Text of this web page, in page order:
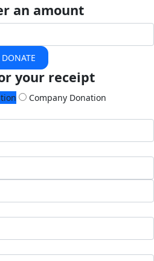
an amount
DONATE
your receipt
Company Donation